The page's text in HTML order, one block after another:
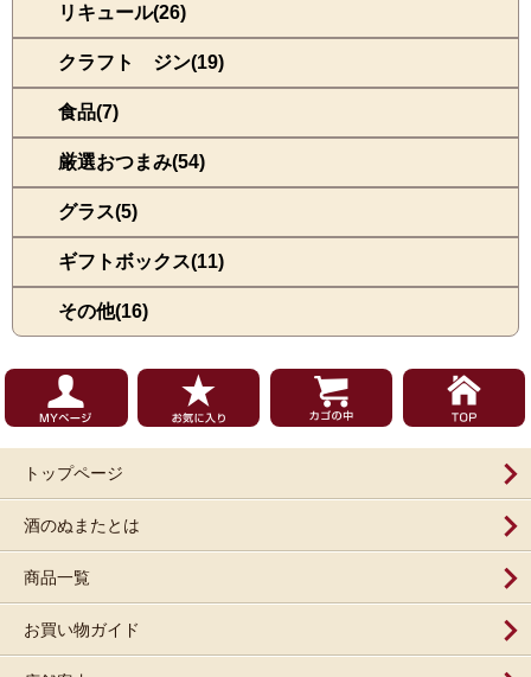
リキュール(26)
クラフト ジン(19)
食品(7)
厳選おつまみ(54)
グラス(5)
ギフトボックス(11)
その他(16)
トップページ
酒のぬまたとは
商品一覧
お買い物ガイド